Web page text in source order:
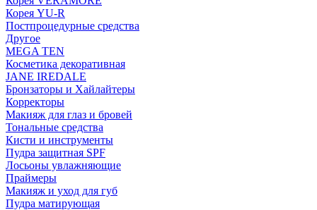
Корея YU-R
Постпроцедурные средства
Другое
MEGA TEN
Косметика декоративная
JANE IREDALE
Бронзаторы и Хайлайтеры
Корректоры
Макияж для глаз и бровей
Тональные средства
Кисти и инструменты
Пудра защитная SPF
Лосьоны увлажняющие
Праймеры
Макияж и уход для губ
Пудра матирующая